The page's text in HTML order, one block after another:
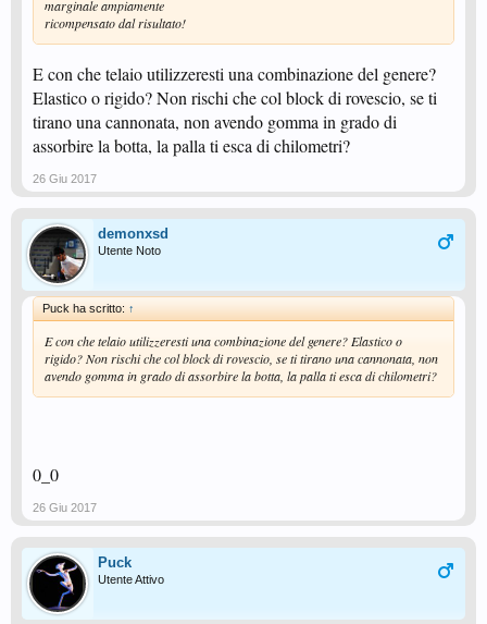
marginale ampiamente
ricompensato dal risultato!
E con che telaio utilizzeresti una combinazione del genere?
Elastico o rigido? Non rischi che col block di rovescio, se ti
tirano una cannonata, non avendo gomma in grado di
assorbire la botta, la palla ti esca di chilometri?
26 Giu 2017
demonxsd
Utente Noto
Puck ha scritto: ↑
E con che telaio utilizzeresti una combinazione del genere? Elastico o
rigido? Non rischi che col block di rovescio, se ti tirano una cannonata, non
avendo gomma in grado di assorbire la botta, la palla ti esca di chilometri?
0_0
26 Giu 2017
Puck
Utente Attivo